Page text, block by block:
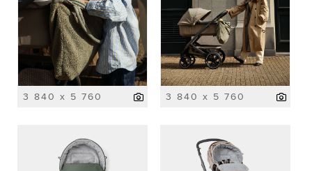
3 840 x 5 760 3 840 x 5 760